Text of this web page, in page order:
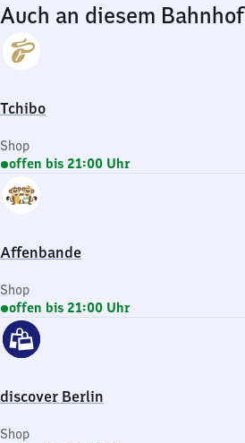
Auch an diesem Bahnhof
Tchibo
Shop
offen bis 21:00 Uhr
Affenbande
Shop
offen bis 21:00 Uhr
discover Berlin
Shop